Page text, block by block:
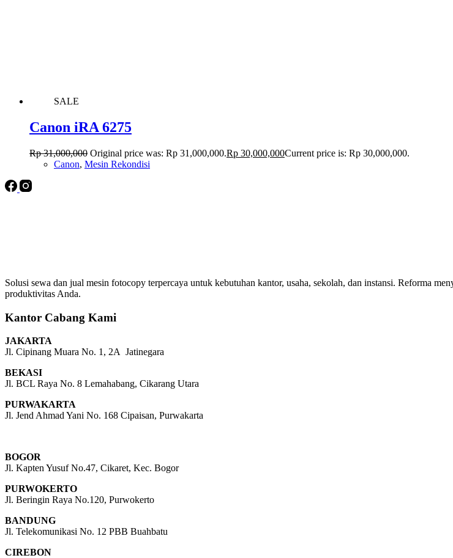
SALE
Canon iRA 6275
Rp31,000,000 Original price was: Rp 31,000,000.Rp 30,000,000Current price is: Rp 30,000,000.
Canon, Mesin Rekondisi
Solusi sewa dan jual mesin fotocopy terpercaya untuk kebutuhan kantor, usaha, sekolah, dan instansi. Reforma
produktivitas Anda.
Kantor Cabang Kami
JAKARTA
Jl. Cipinang Muara No. 1, 2A Jatinegara
BEKASI
Jl. BCL Raya No. 8 Lemahabang, Cikarang Utara
PURWAKARTA
Jl. Jend Ahmad Yani No. 168 Cipaisan, Purwakarta
BOGOR
Jl. Kapten Yusuf No.47, Cikaret, Kec. Bogor
PURWOKERTO
Jl. Beringin Raya No.120, Purwokerto
BANDUNG
Jl. Telekomunikasi No. 12 PBB Buahbatu
CIREBON